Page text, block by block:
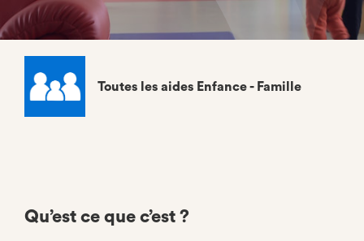
Toutes les aides Enfance - Famille
Qu’est ce que c’est ?